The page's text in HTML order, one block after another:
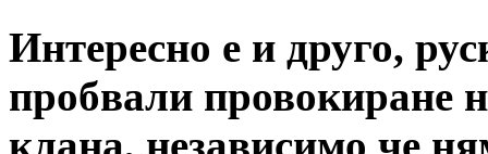
Интересно е и друго,
пробвали провокиране
клана, независимо че